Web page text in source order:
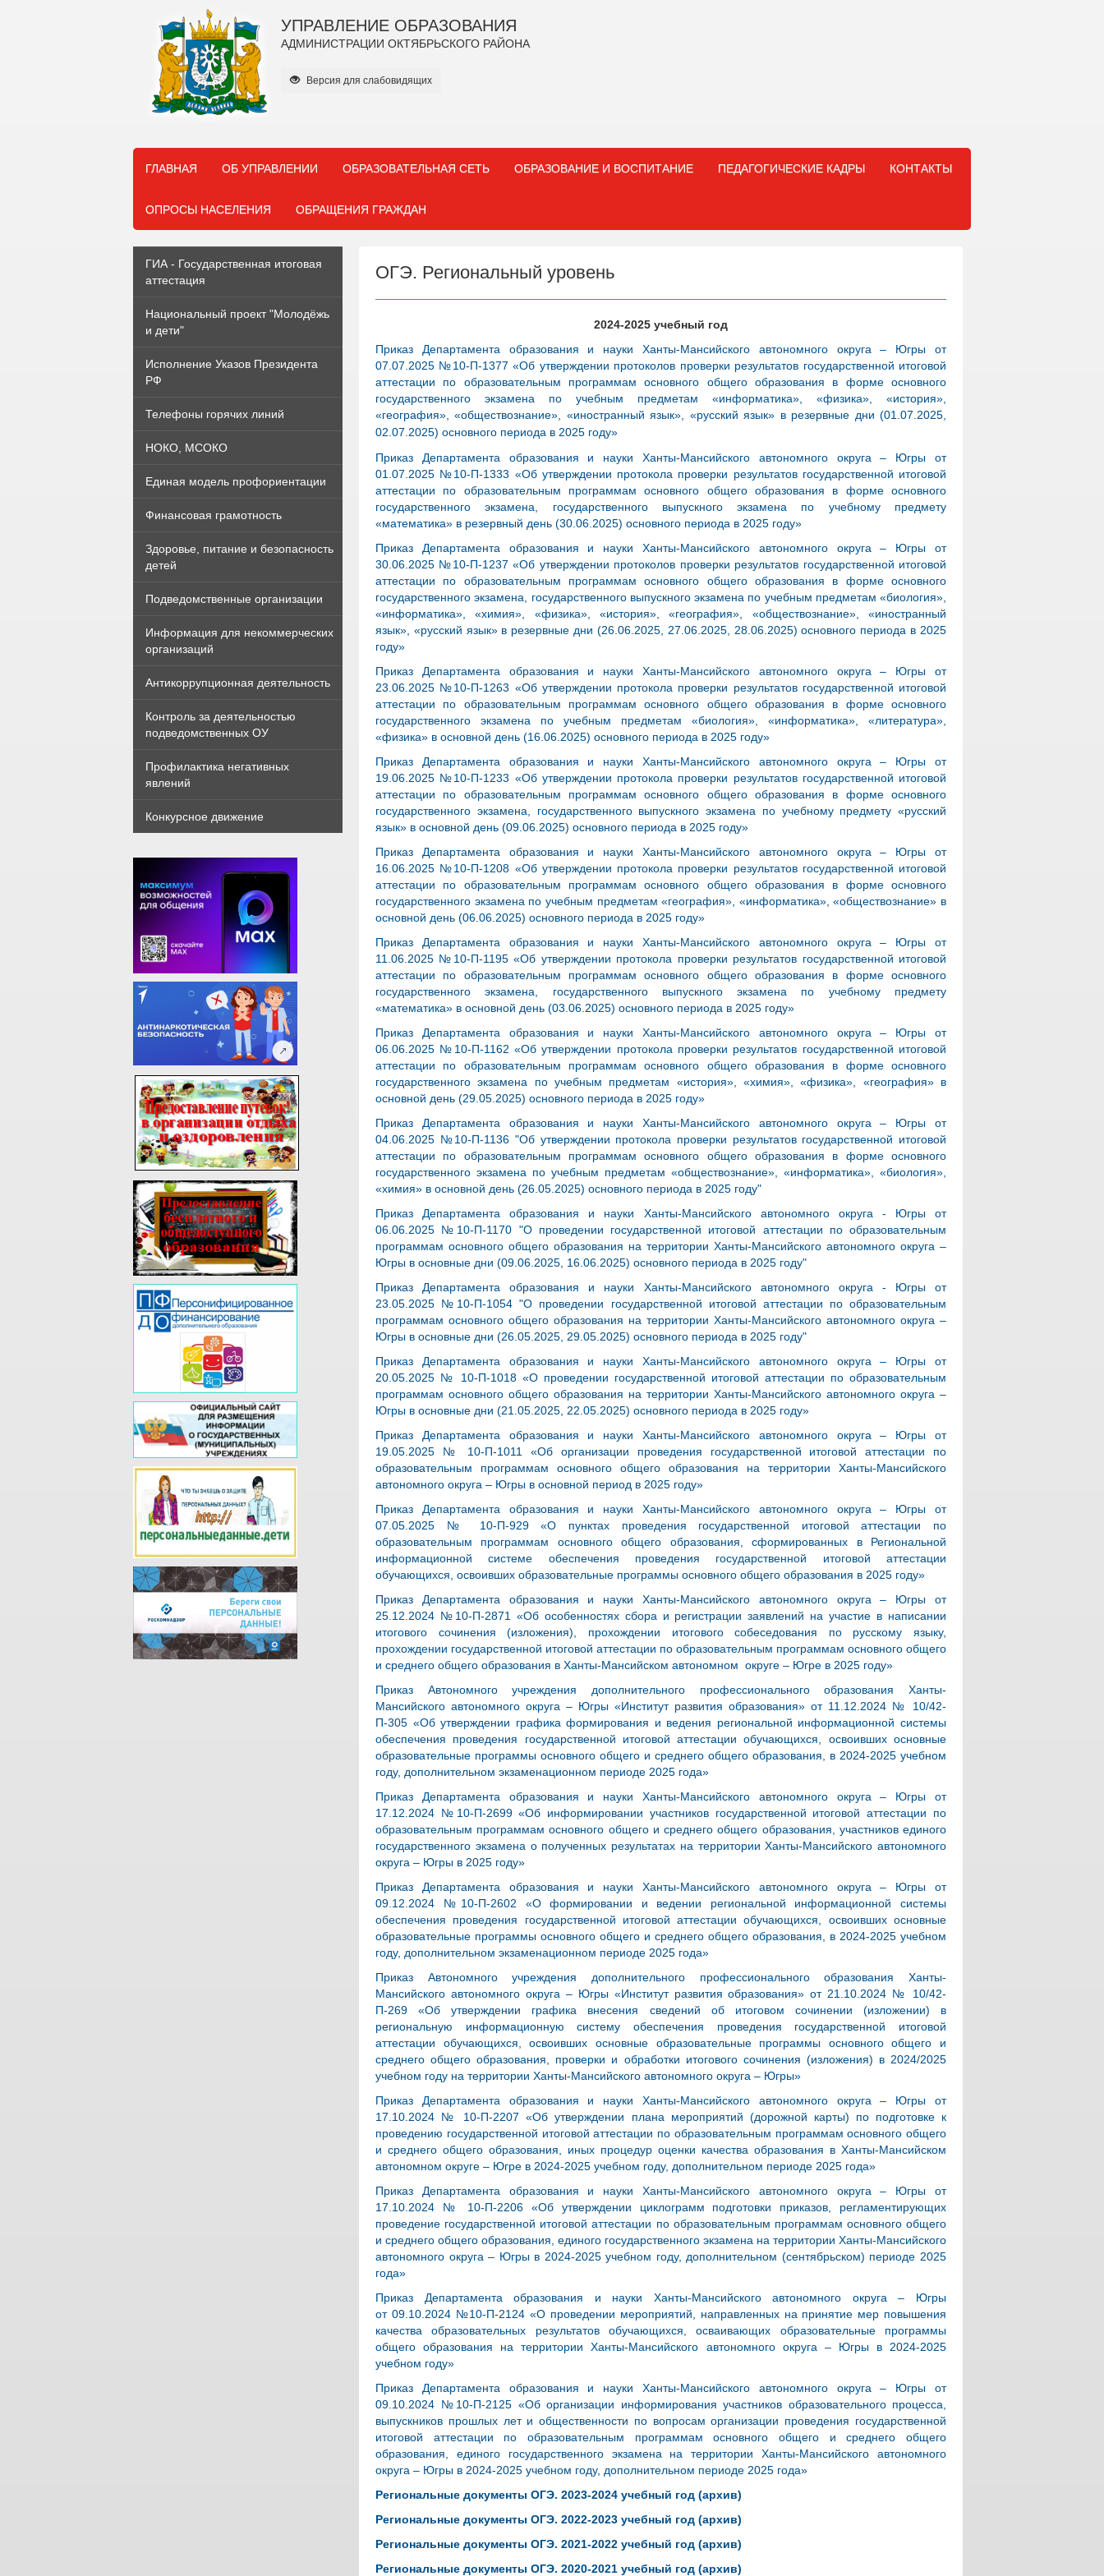
УПРАВЛЕНИЕ ОБРАЗОВАНИЯ
АДМИНИСТРАЦИИ ОКТЯБРЬСКОГО РАЙОНА
Версия для слабовидящих
ГЛАВНАЯ ОБ УПРАВЛЕНИИ ОБРАЗОВАТЕЛЬНАЯ СЕТЬ ОБРАЗОВАНИЕ И ВОСПИТАНИЕ ПЕДАГОГИЧЕСКИЕ КАДРЫ КОНТАКТЫ
ОПРОСЫ НАСЕЛЕНИЯ ОБРАЩЕНИЯ ГРАЖДАН
ГИА - Государственная итоговая
аттестация
Национальный проект "Молодёжь
и дети"
Исполнение Указов Президента
РФ
Телефоны горячих линий
НОКО, МСОКО
Единая модель профориентации
Финансовая грамотность
Здоровье, питание и безопасность
детей
Подведомственные организации
Информация для некоммерческих
организаций
Антикоррупционная деятельность
Контроль за деятельностью
подведомственных ОУ
Профилактика негативных
явлений
Конкурсное движение
ОГЭ. Региональный уровень
2024-2025 учебный год
Приказ Департамента образования и науки Ханты-Мансийского автономного округа – Югры от
07.07.2025 №10-П-1377 «Об утверждении протоколов проверки результатов государственной итоговой
аттестации по образовательным программам основного общего образования в форме основного
государственного экзамена по учебным предметам «информатика», «физика», «история»,
«география», «обществознание», «иностранный язык», «русский язык» в резервные дни (01.07.2025,
02.07.2025) основного периода в 2025 году»
Приказ Департамента образования и науки Ханты-Мансийского автономного округа – Югры от
01.07.2025 №10-П-1333 «Об утверждении протокола проверки результатов государственной итоговой
аттестации по образовательным программам основного общего образования в форме основного
государственного экзамена, государственного выпускного экзамена по учебному предмету
«математика» в резервный день (30.06.2025) основного периода в 2025 году»
Приказ Департамента образования и науки Ханты-Мансийского автономного округа – Югры от
30.06.2025 №10-П-1237 «Об утверждении протоколов проверки результатов государственной итоговой
аттестации по образовательным программам основного общего образования в форме основного
государственного экзамена, государственного выпускного экзамена по учебным предметам «биология»,
«информатика», «химия», «физика», «история», «география», «обществознание», «иностранный
язык», «русский язык» в резервные дни (26.06.2025, 27.06.2025, 28.06.2025) основного периода в 2025
году»
Приказ Департамента образования и науки Ханты-Мансийского автономного округа – Югры от
23.06.2025 №10-П-1263 «Об утверждении протокола проверки результатов государственной итоговой
аттестации по образовательным программам основного общего образования в форме основного
государственного экзамена по учебным предметам «биология», «информатика», «литература»,
«физика» в основной день (16.06.2025) основного периода в 2025 году»
Приказ Департамента образования и науки Ханты-Мансийского автономного округа – Югры от
19.06.2025 №10-П-1233 «Об утверждении протокола проверки результатов государственной итоговой
аттестации по образовательным программам основного общего образования в форме основного
государственного экзамена, государственного выпускного экзамена по учебному предмету «русский
язык» в основной день (09.06.2025) основного периода в 2025 году»
Приказ Департамента образования и науки Ханты-Мансийского автономного округа – Югры от
16.06.2025 №10-П-1208 «Об утверждении протокола проверки результатов государственной итоговой
аттестации по образовательным программам основного общего образования в форме основного
государственного экзамена по учебным предметам «география», «информатика», «обществознание» в
основной день (06.06.2025) основного периода в 2025 году»
Приказ Департамента образования и науки Ханты-Мансийского автономного округа – Югры от
11.06.2025 №10-П-1195 «Об утверждении протокола проверки результатов государственной итоговой
аттестации по образовательным программам основного общего образования в форме основного
государственного экзамена, государственного выпускного экзамена по учебному предмету
«математика» в основной день (03.06.2025) основного периода в 2025 году»
Приказ Департамента образования и науки Ханты-Мансийского автономного округа – Югры от
06.06.2025 №10-П-1162 «Об утверждении протокола проверки результатов государственной итоговой
аттестации по образовательным программам основного общего образования в форме основного
государственного экзамена по учебным предметам «история», «химия», «физика», «география» в
основной день (29.05.2025) основного периода в 2025 году»
Приказ Департамента образования и науки Ханты-Мансийского автономного округа – Югры от
04.06.2025 №10-П-1136 "Об утверждении протокола проверки результатов государственной итоговой
аттестации по образовательным программам основного общего образования в форме основного
государственного экзамена по учебным предметам «обществознание», «информатика», «биология»,
«химия» в основной день (26.05.2025) основного периода в 2025 году"
Приказ Департамента образования и науки Ханты-Мансийского автономного округа - Югры от
06.06.2025 №10-П-1170 "О проведении государственной итоговой аттестации по образовательным
программам основного общего образования на территории Ханты-Мансийского автономного округа –
Югры в основные дни (09.06.2025, 16.06.2025) основного периода в 2025 году"
Приказ Департамента образования и науки Ханты-Мансийского автономного округа - Югры от
23.05.2025 №10-П-1054 "О проведении государственной итоговой аттестации по образовательным
программам основного общего образования на территории Ханты-Мансийского автономного округа –
Югры в основные дни (26.05.2025, 29.05.2025) основного периода в 2025 году"
Приказ Департамента образования и науки Ханты-Мансийского автономного округа – Югры от
20.05.2025 № 10-П-1018 «О проведении государственной итоговой аттестации по образовательным
программам основного общего образования на территории Ханты-Мансийского автономного округа –
Югры в основные дни (21.05.2025, 22.05.2025) основного периода в 2025 году»
Приказ Департамента образования и науки Ханты-Мансийского автономного округа – Югры от
19.05.2025 № 10-П-1011 «Об организации проведения государственной итоговой аттестации по
образовательным программам основного общего образования на территории Ханты-Мансийского
автономного округа – Югры в основной период в 2025 году»
Приказ Департамента образования и науки Ханты-Мансийского автономного округа – Югры от
07.05.2025 № 10-П-929 «О пунктах проведения государственной итоговой аттестации по
образовательным программам основного общего образования, сформированных в Региональной
информационной системе обеспечения проведения государственной итоговой аттестации
обучающихся, освоивших образовательные программы основного общего образования в 2025 году»
Приказ Департамента образования и науки Ханты-Мансийского автономного округа – Югры от
25.12.2024 №10-П-2871 «Об особенностях сбора и регистрации заявлений на участие в написании
итогового сочинения (изложения), прохождении итогового собеседования по русскому языку,
прохождении государственной итоговой аттестации по образовательным программам основного общего
и среднего общего образования в Ханты-Мансийском автономном округе – Югре в 2025 году»
Приказ Автономного учреждения дополнительного профессионального образования Ханты-
Мансийского автономного округа – Югры «Институт развития образования» от 11.12.2024 № 10/42-
П-305 «Об утверждении графика формирования и ведения региональной информационной системы
обеспечения проведения государственной итоговой аттестации обучающихся, освоивших основные
образовательные программы основного общего и среднего общего образования, в 2024-2025 учебном
году, дополнительном экзаменационном периоде 2025 года»
Приказ Департамента образования и науки Ханты-Мансийского автономного округа – Югры от
17.12.2024 №10-П-2699 «Об информировании участников государственной итоговой аттестации по
образовательным программам основного общего и среднего общего образования, участников единого
государственного экзамена о полученных результатах на территории Ханты-Мансийского автономного
округа – Югры в 2025 году»
Приказ Департамента образования и науки Ханты-Мансийского автономного округа – Югры от
09.12.2024 №10-П-2602 «О формировании и ведении региональной информационной системы
обеспечения проведения государственной итоговой аттестации обучающихся, освоивших основные
образовательные программы основного общего и среднего общего образования, в 2024-2025 учебном
году, дополнительном экзаменационном периоде 2025 года»
Приказ Автономного учреждения дополнительного профессионального образования Ханты-
Мансийского автономного округа – Югры «Институт развития образования» от 21.10.2024 № 10/42-
П-269 «Об утверждении графика внесения сведений об итоговом сочинении (изложении) в
региональную информационную систему обеспечения проведения государственной итоговой
аттестации обучающихся, освоивших основные образовательные программы основного общего и
среднего общего образования, проверки и обработки итогового сочинения (изложения) в 2024/2025
учебном году на территории Ханты-Мансийского автономного округа – Югры»
Приказ Департамента образования и науки Ханты-Мансийского автономного округа – Югры от
17.10.2024 № 10-П-2207 «Об утверждении плана мероприятий (дорожной карты) по подготовке к
проведению государственной итоговой аттестации по образовательным программам основного общего
и среднего общего образования, иных процедур оценки качества образования в Ханты-Мансийском
автономном округе – Югре в 2024-2025 учебном году, дополнительном периоде 2025 года»
Приказ Департамента образования и науки Ханты-Мансийского автономного округа – Югры от
17.10.2024 № 10-П-2206 «Об утверждении циклограмм подготовки приказов, регламентирующих
проведение государственной итоговой аттестации по образовательным программам основного общего
и среднего общего образования, единого государственного экзамена на территории Ханты-Мансийского
автономного округа – Югры в 2024-2025 учебном году, дополнительном (сентябрьском) периоде 2025
года»
Приказ Департамента образования и науки Ханты-Мансийского автономного округа – Югры
от 09.10.2024 №10-П-2124 «О проведении мероприятий, направленных на принятие мер повышения
качества образовательных результатов обучающихся, осваивающих образовательные программы
общего образования на территории Ханты-Мансийского автономного округа – Югры в 2024-2025
учебном году»
Приказ Департамента образования и науки Ханты-Мансийского автономного округа – Югры от
09.10.2024 №10-П-2125 «Об организации информирования участников образовательного процесса,
выпускников прошлых лет и общественности по вопросам организации проведения государственной
итоговой аттестации по образовательным программам основного общего и среднего общего
образования, единого государственного экзамена на территории Ханты-Мансийского автономного
округа – Югры в 2024-2025 учебном году, дополнительном периоде 2025 года»
Региональные документы ОГЭ. 2023-2024 учебный год (архив)
Региональные документы ОГЭ. 2022-2023 учебный год (архив)
Региональные документы ОГЭ. 2021-2022 учебный год (архив)
Региональные документы ОГЭ. 2020-2021 учебный год (архив)